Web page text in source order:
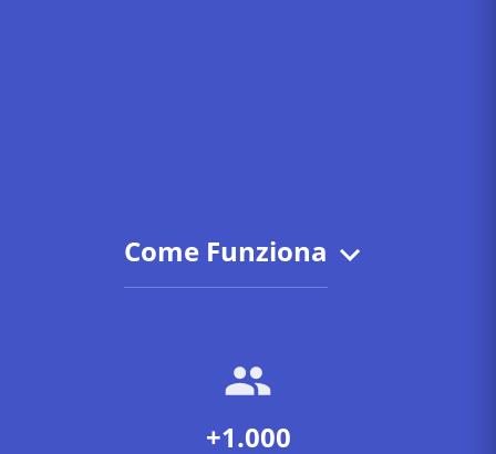
Come Funziona
+1.000